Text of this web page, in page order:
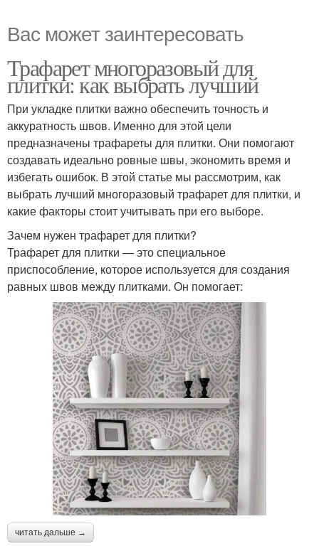
Вас может заинтересовать
Трафарет многоразовый для
плитки: как выбрать лучший
При укладке плитки важно обеспечить точность и
аккуратность швов. Именно для этой цели
предназначены трафареты для плитки. Они помогают
создавать идеально ровные швы, экономить время и
избегать ошибок. В этой статье мы рассмотрим, как
выбрать лучший многоразовый трафарет для плитки, и
какие факторы стоит учитывать при его выборе.
Зачем нужен трафарет для плитки?
Трафарет для плитки — это специальное
приспособление, которое используется для создания
равных швов между плитками. Он помогает:
читать дальше →